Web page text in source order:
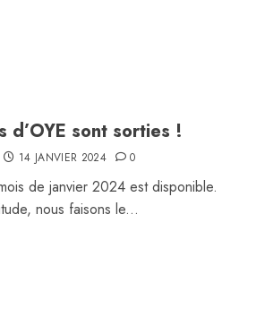
d’OYE sont sorties !
14 JANVIER 2024 0
de janvier 2024 est disponible.
nous faisons le...